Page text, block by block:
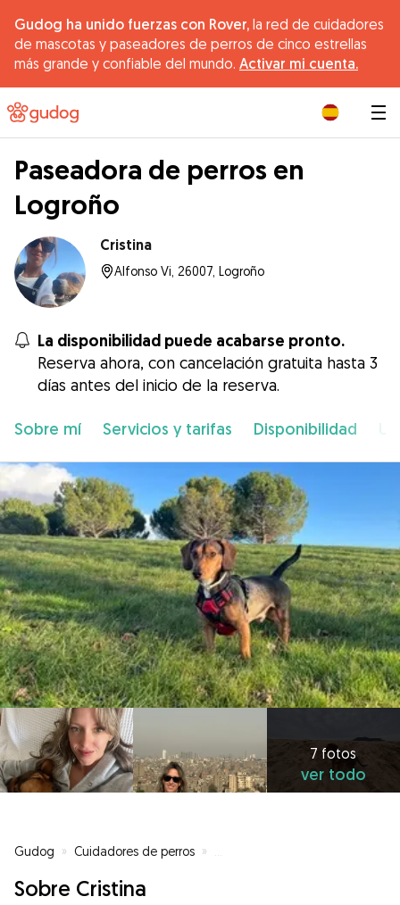
Gudog ha unido fuerzas con Rover, la red de cuidadores
de mascotas y paseadores de perros de cinco estrellas
más grande y confiable del mundo. Activar mi cuenta.
Paseadora de perros en
Logroño
Cristina
Alfonso Vi, 26007, Logroño
La disponibilidad puede acabarse pronto.
Reserva ahora, con cancelación gratuita hasta 3
días antes del inicio de la reserva.
Sobre mí Servicios y tarifas Disponibilidad
7 fotos
ver todo
Gudog » Cuidadores de perros »
Sobre Cristina